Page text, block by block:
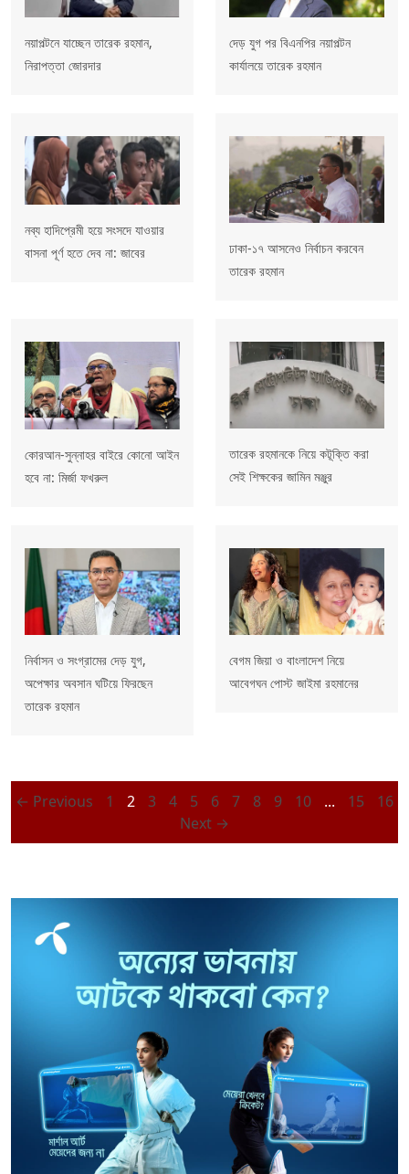
নয়াপল্টনে যাচ্ছেন তারেক রহমান,
নিরাপত্তা জোরদার
দেড় যুগ পর বিএনপির নয়াপল্টন
কার্যালয়ে তারেক রহমান
নব্য হাদিপ্রেমী হয়ে সংসদে যাওয়ার
বাসনা পূর্ণ হতে দেব না: জাবের
ঢাকা-১৭ আসনেও নির্বাচন করবেন
তারেক রহমান
কোরআন-সুন্নাহর বাইরে কোনো আইন
হবে না: মির্জা ফখরুল
তারেক রহমানকে নিয়ে কটূক্তি করা
সেই শিক্ষকের জামিন মঞ্জুর
নির্বাসন ও সংগ্রামের দেড় যুগ,
অপেক্ষার অবসান ঘটিয়ে ফিরছেন
তারেক রহমান
বেগম জিয়া ও বাংলাদেশ নিয়ে
আবেগঘন পোস্ট জাইমা রহমানের
← Previous 1 2 3 4 5 6 7 8 9 10 ... 15
16
Next →